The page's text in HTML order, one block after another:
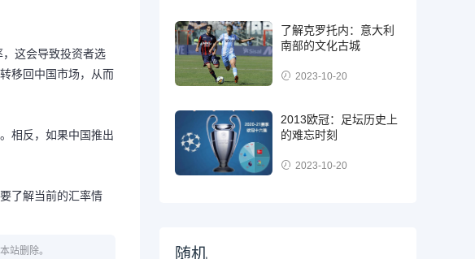
这会导致投资者选
移回中国市场，从而
相反，如果中国推出
了解当前的汇率情
站删除。
了解克罗托内：意大利
南部的文化古城
2023-10-20
2013欧冠：足坛历史上
的难忘时刻
2023-10-20
随机